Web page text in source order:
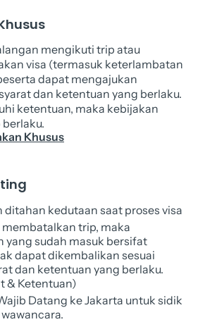
mengikuti trip atau
visa (termasuk keterlambatan
dapat mengajukan
dan ketentuan yang berlaku.
ketentuan, maka kebijakan
Khusus
ditahan kedutaan saat proses visa
membatalkan trip, maka
yang sudah masuk bersifat
dapat dikembalikan sesuai
dan ketentuan yang berlaku.
& Ketentuan)
Datang ke Jakarta untuk sidik